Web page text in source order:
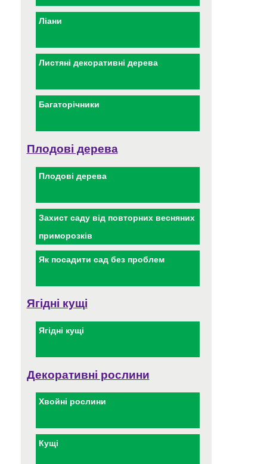
Ліани
Листяні декоративні дерева
Багаторічники
Плодові дерева
Плодові дерева
Захист саду від повторних весняних
приморозків
Як посадити сад без проблем
Ягідні кущі
Ягідні кущі
Декоративні рослини
Хвойні рослини
Кущі